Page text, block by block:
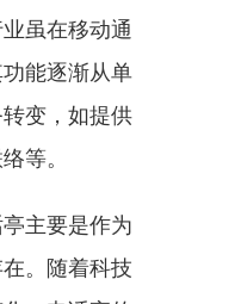
虽在移动通
能逐渐从单
变，如提供
等。
主要是作为
。随着科技